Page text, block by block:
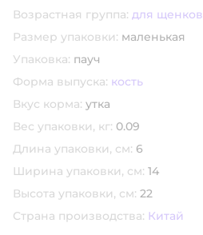
Возрастная группа: для щенков
Размер упаковки: маленькая
Упаковка: пауч
Форма выпуска: кость
Вкус корма: утка
Вес упаковки, кг: 0.09
Длина упаковки, см: 6
Ширина упаковки, см: 14
Высота упаковки, см: 22
Страна производства: Китай